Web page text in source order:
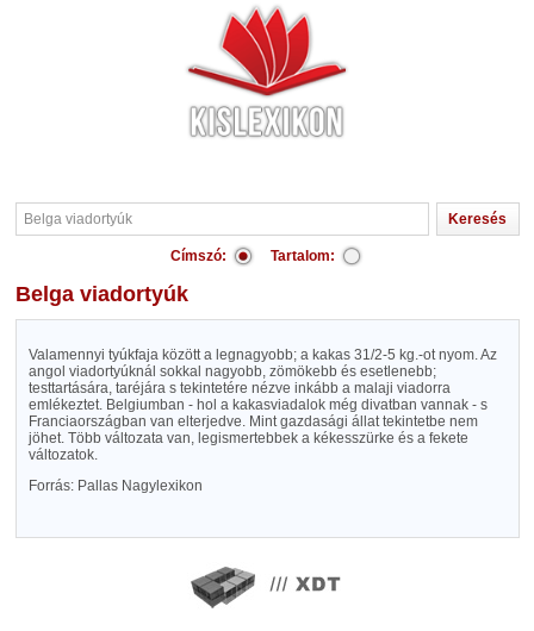
Címszó: Tartalom:
Belga viadortyúk
Valamennyi tyúkfaja között a legnagyobb; a kakas 31/2-5 kg.-ot nyom. Az
angol viadortyúknál sokkal nagyobb, zömökebb és esetlenebb;
testtartására, taréjára s tekintetére nézve inkább a malaji viadorra
emlékeztet. Belgiumban - hol a kakasviadalok még divatban vannak - s
Franciaországban van elterjedve. Mint gazdasági állat tekintetbe nem
jöhet. Több változata van, legismertebbek a kékesszürke és a fekete
változatok.
Forrás: Pallas Nagylexikon